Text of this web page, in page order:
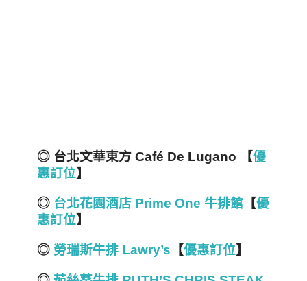
◎ 台北文華東方 Café De Lugano 【優
惠訂位】
◎ 台北花園酒店 Prime One 牛排館 【優
惠訂位】
◎ 勞瑞斯牛排 Lawry’s 【優惠訂位】